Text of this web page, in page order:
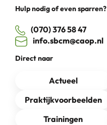
Hulp nodig of even sparren?
(070) 376 58 47
info.sbcm@caop.nl
Direct naar
Actueel
Praktijkvoorbeelden
Trainingen